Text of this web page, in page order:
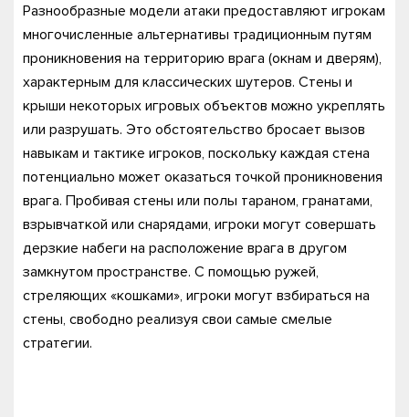
Разнообразные модели атаки предоставляют игрокам
многочисленные альтернативы традиционным путям
проникновения на территорию врага (окнам и дверям),
характерным для классических шутеров. Стены и
крыши некоторых игровых объектов можно укреплять
или разрушать. Это обстоятельство бросает вызов
навыкам и тактике игроков, поскольку каждая стена
потенциально может оказаться точкой проникновения
врага. Пробивая стены или полы тараном, гранатами,
взрывчаткой или снарядами, игроки могут совершать
дерзкие набеги на расположение врага в другом
замкнутом пространстве. С помощью ружей,
стреляющих «кошками», игроки могут взбираться на
стены, свободно реализуя свои самые смелые
стратегии.